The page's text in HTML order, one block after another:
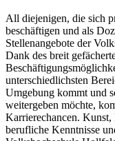
All diejenigen, die sich
beschäftigen und als
Stellenangebote der
Dank des breit
unterschiedlichsten
Umgebung kommt und
weitergeben möchte,
Karrierechancen. Kunst,
berufliche Kenntnisse